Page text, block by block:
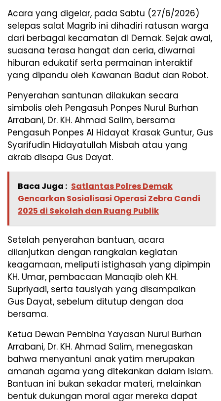
Acara yang digelar, pada Sabtu (27/6/2026)
selepas salat Magrib ini dihadiri ratusan warga
dari berbagai kecamatan di Demak. Sejak awal,
suasana terasa hangat dan ceria, diwarnai
hiburan edukatif serta permainan interaktif
yang dipandu oleh Kawanan Badut dan Robot.
Penyerahan santunan dilakukan secara
simbolis oleh Pengasuh Ponpes Nurul Burhan
Arrabani, Dr. KH. Ahmad Salim, bersama
Pengasuh Ponpes Al Hidayat Krasak Guntur, Gus
Syarifudin Hidayatullah Misbah atau yang
akrab disapa Gus Dayat.
Baca Juga : Satlantas Polres Demak
Gencarkan Sosialisasi Operasi Zebra Candi
2025 di Sekolah dan Ruang Publik
Setelah penyerahan bantuan, acara
dilanjutkan dengan rangkaian kegiatan
keagamaan, meliputi istighasah yang dipimpin
KH. Umar, pembacaan Manaqib oleh KH.
Supriyadi, serta tausiyah yang disampaikan
Gus Dayat, sebelum ditutup dengan doa
bersama.
Ketua Dewan Pembina Yayasan Nurul Burhan
Arrabani, Dr. KH. Ahmad Salim, menegaskan
bahwa menyantuni anak yatim merupakan
amanah agama yang ditekankan dalam Islam.
Bantuan ini bukan sekadar materi, melainkan
bentuk dukungan moral agar mereka dapat